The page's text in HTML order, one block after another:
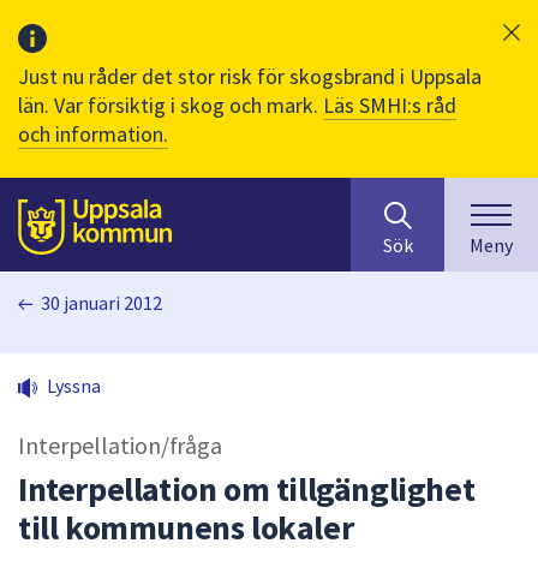
Just nu råder det stor risk för skogsbrand i Uppsala
län. Var försiktig i skog och mark. Läs SMHI:s råd
och information.
Till sidans
huvudinnehåll
efter
innehåll
på
sökfältet
kommer
sökförslag
Sök Meny
30 januari 2012
Lyssna
Interpellation/fråga
Interpellation om tillgänglighet
till kommunens lokaler